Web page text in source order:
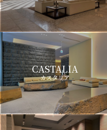
CASTALIA
カスタリア